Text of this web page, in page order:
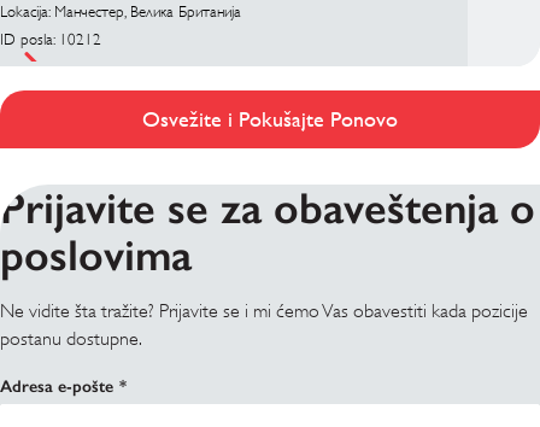
Lokacija: Манчестер, Велика Британија
ID posla: 10212
Osvežite i Pokušajte Ponovo
Prijavite se za obaveštenja o
poslovima
Ne vidite šta tražite? Prijavite se i mi ćemo Vas obavestiti kada pozicije
postanu dostupne.
Adresa e-pošte